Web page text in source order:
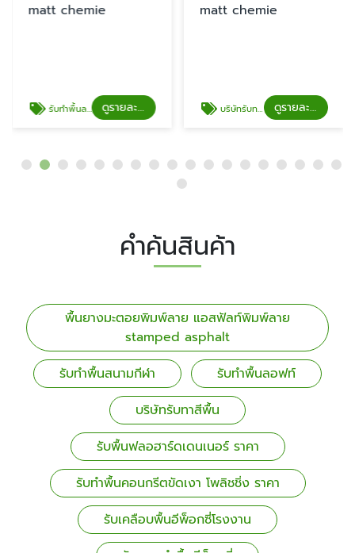
matt chemie
รับทำพื้นลอฟท์ ดูรายละเอียด
matt chemie
บริษัทรับทาสีพื้น ดูรายละเอียด
คำค้นสินค้า
พื้นยางมะตอยพิมพ์ลาย แอสฟัลท์พิมพ์ลาย
stamped asphalt
รับทำพื้นสนามกีฬา
รับทำพื้นลอฟท์
บริษัทรับทาสีพื้น
รับพื้นฟลอฮาร์ดเดนเนอร์ ราคา
รับทำพื้นคอนกรีตขัดเงา โพลิชชิ่ง ราคา
รับเคลือบพื้นอีพ็อกซี่โรงงาน